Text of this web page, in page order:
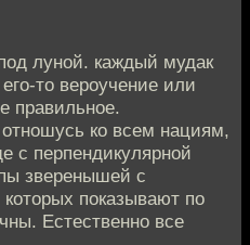
луной. каждый мудак
то вероучение или
правильное.
ко всем нациям,
с перпендикулярной
зверенышей с
показывают по
Естественно все